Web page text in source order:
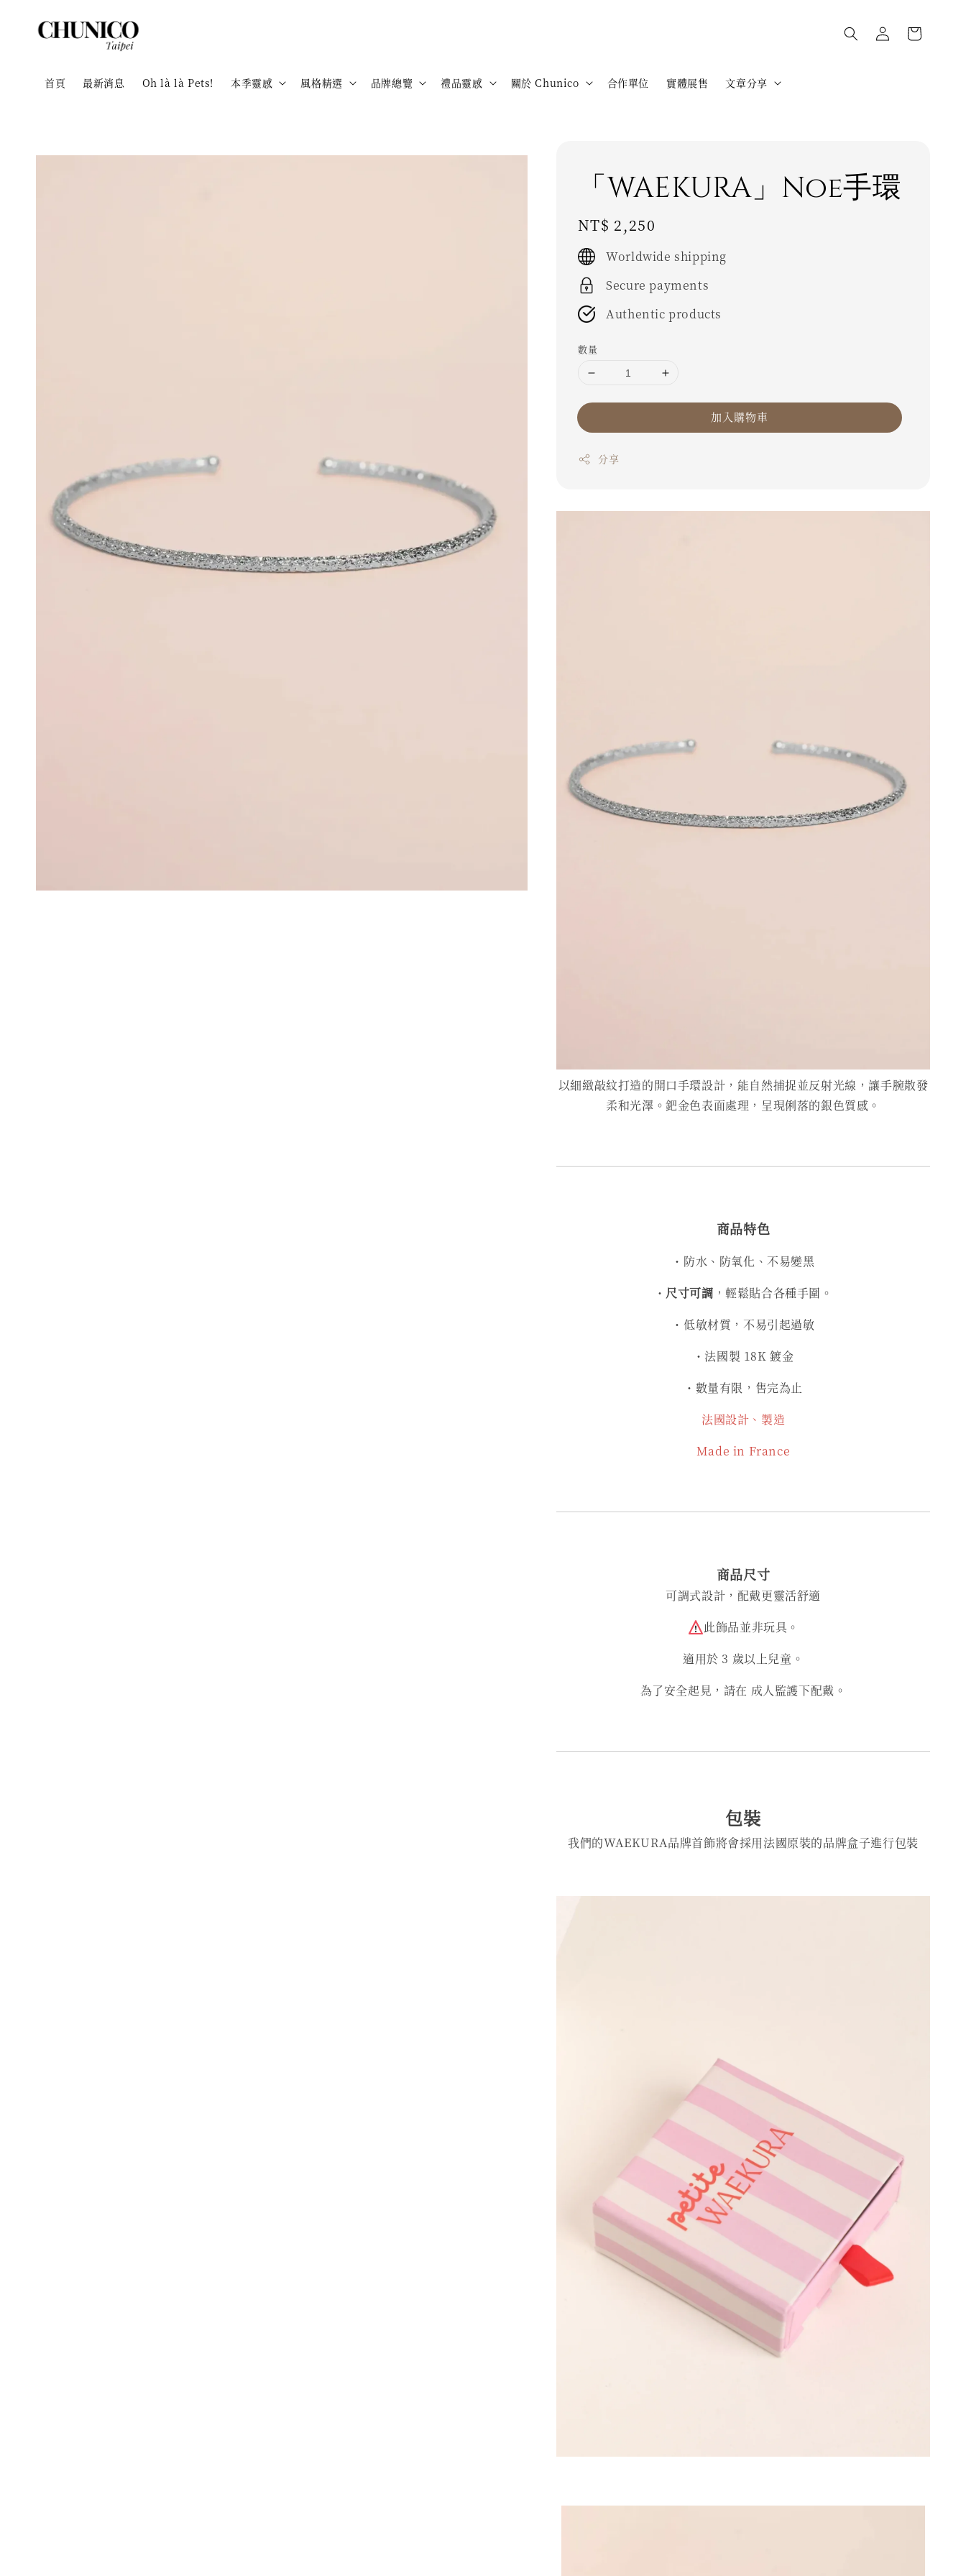
首頁 最新消息 Oh là là Pets! 本季靈感 風格精選 品牌總覽 禮品靈感 關於 Chunico 合作單位 實體展售 文章分享
「WAEKURA」Noe手環
Regular
price
NT$ 2,250
Worldwide shipping
Secure payments
Authentic products
數量
加入購物車
分享
以細緻敲紋打造的開口手環設計，能自然捕捉並反射光線，讓手腕散發
柔和光澤。鈀金色表面處理，呈現俐落的銀色質感。
商品特色
・防水、防氧化、不易變黑
・ 尺寸可調 ，輕鬆貼合各種手圍。
・低敏材質，不易引起過敏
・法國製 18K 鍍金
・數量有限，售完為止
法國設計、製造
Made in France
商品尺寸
可調式設計，配戴更靈活舒適
此飾品並非玩具。
適用於 3 歲以上兒童。
為了安全起見，請在 成人監護下配戴。
包裝
我們的WAEKURA品牌首飾將會採用法國原裝的品牌盒子進行包裝